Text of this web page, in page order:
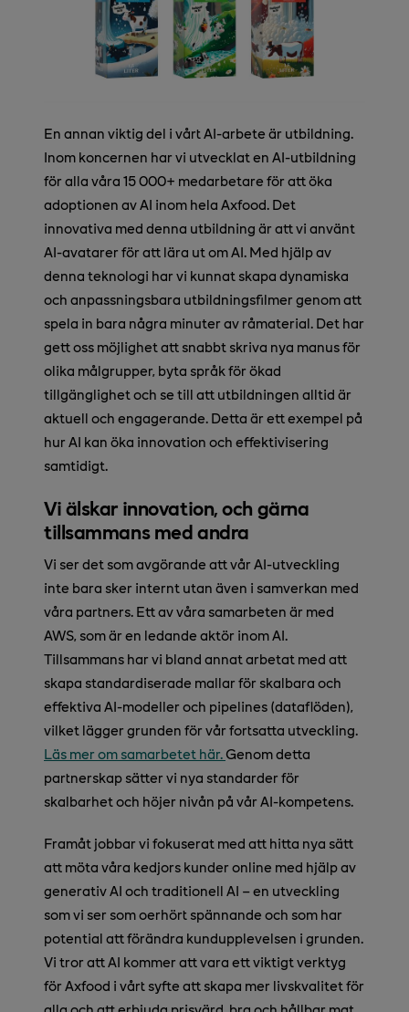
En annan viktig del i vårt AI-arbete är utbildning.
Inom koncernen har vi utvecklat en AI-utbildning
för alla våra 15 000+ medarbetare för att öka
adoptionen av AI inom hela Axfood. Det
innovativa med denna utbildning är att vi använt
AI-avatarer för att lära ut om AI. Med hjälp av
denna teknologi har vi kunnat skapa dynamiska
och anpassningsbara utbildningsfilmer genom att
spela in bara några minuter av råmaterial. Det har
gett oss möjlighet att snabbt skriva nya manus för
olika målgrupper, byta språk för ökad
tillgänglighet och se till att utbildningen alltid är
aktuell och engagerande. Detta är ett exempel på
hur AI kan öka innovation och effektivisering
samtidigt.
Vi älskar innovation, och gärna
tillsammans med andra
Vi ser det som avgörande att vår AI-utveckling
inte bara sker internt utan även i samverkan med
våra partners. Ett av våra samarbeten är med
AWS, som är en ledande aktör inom AI.
Tillsammans har vi bland annat arbetat med att
skapa standardiserade mallar för skalbara och
effektiva AI-modeller och pipelines (dataflöden),
vilket lägger grunden för vår fortsatta utveckling.
Läs mer om samarbetet här. Genom detta
partnerskap sätter vi nya standarder för
skalbarhet och höjer nivån på vår AI-kompetens.
Framåt jobbar vi fokuserat med att hitta nya sätt
att möta våra kedjors kunder online med hjälp av
generativ AI och traditionell AI – en utveckling
som vi ser som oerhört spännande och som har
potential att förändra kundupplevelsen i grunden.
Vi tror att AI kommer att vara ett viktigt verktyg
för Axfood i vårt syfte att skapa mer livskvalitet för